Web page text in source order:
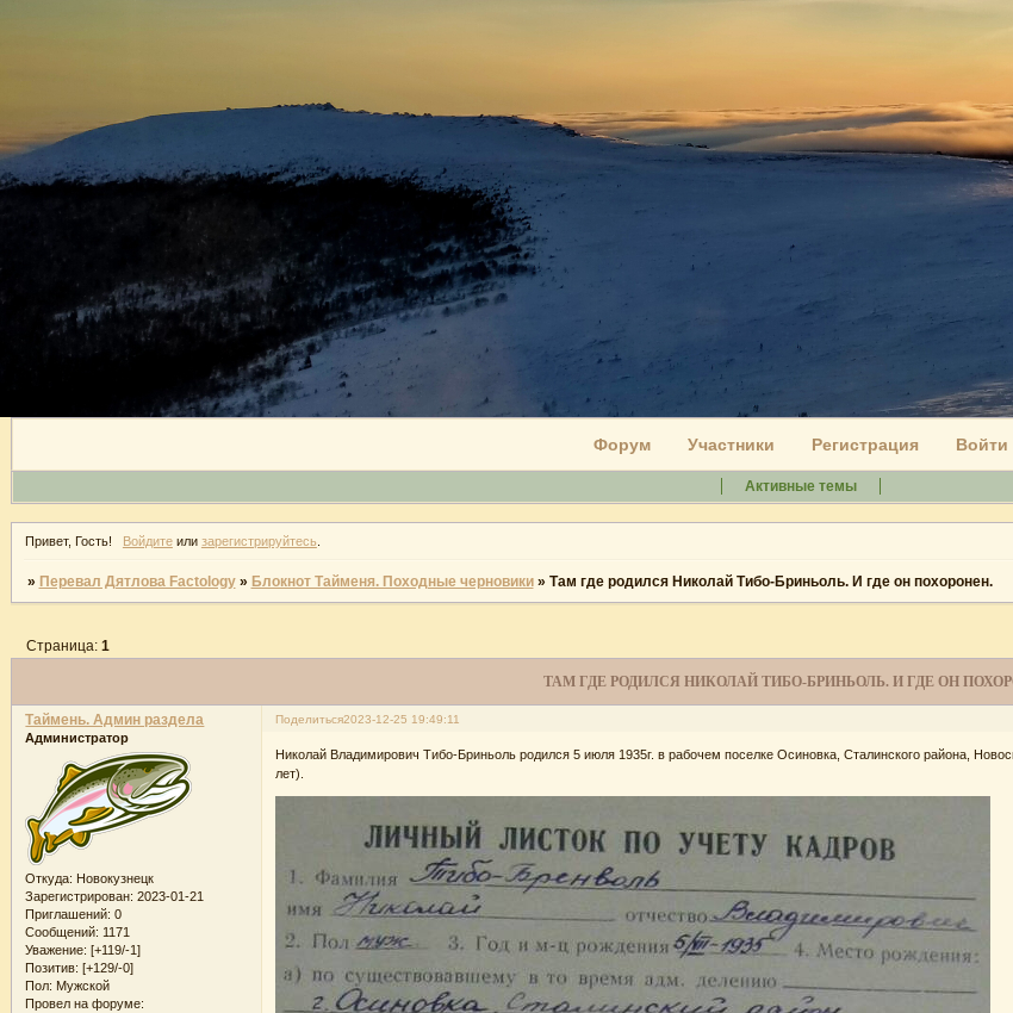
Форум Участники Регистрация Войти
Активные темы
Привет, Гость! Войдитеили зарегистрируйтесь.
» Перевал Дятлова Factology » Блокнот Тайменя. Походные черновики » Там где родился Николай Тибо-Бриньоль. И где он похоронен.
ТАМ ГДЕ РОДИЛСЯ НИКОЛАЙ ТИБО-БРИНЬОЛЬ. И ГДЕ ОН
Страница: 1
Поделиться2023-12-25 19:49:11
Таймень. Админ раздела
Администратор
Откуда: Новокузнецк
Зарегистрирован: 2023-01-21
Приглашений: 0
Сообщений: 1171
Уважение: [+119/-1]
Позитив: [+129/-0]
Пол: Мужской
Провел на форуме:
Николай Владимирович Тибо-Бриньоль родился 5 июля 1935г. в рабочем поселке Осиновка, Сталинского района,
лет).